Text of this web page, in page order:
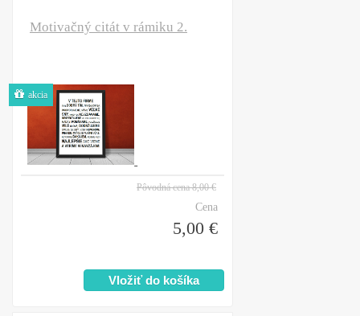
Motivačný citát v rámiku 2.
Pôvodná cena8,00 €
Cena
5,00 €
akcia